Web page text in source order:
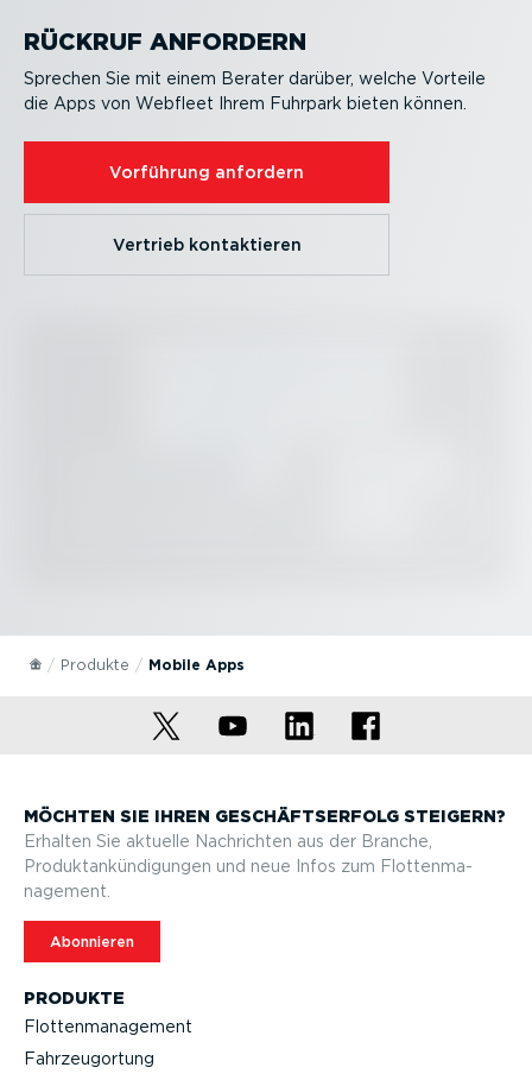
RÜCKRUF ANFORDERN
Sprechen Sie mit einem Berater darüber, welche Vorteile
die Apps von Webfleet Ihrem Fuhrpark bieten können.
Vorführung anfordern
Vertrieb kontak­tieren
Produkte Mobile Apps
PRODUKTE
Flotten­ma­nagement
Fahrzeu­g­ortung
MÖCHTEN SIE IHREN GESCHÄFTS­ERFOLG STEIGERN?
Erhalten Sie aktuelle Nachrichten aus der Branche,
Produktan­kün­di­gungen und neue Infos zum Flotten­ma­
nagement.
Abonnieren